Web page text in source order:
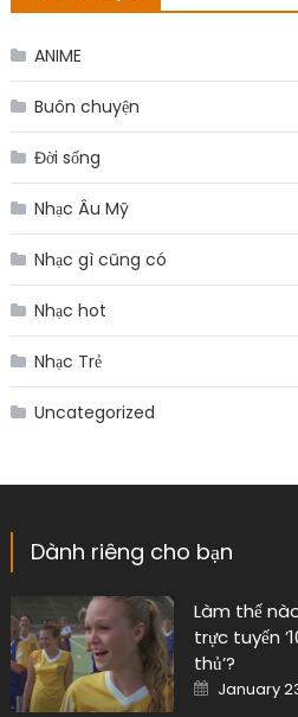
ANIME
Buôn chuyện
Đời sống
Nhạc Âu Mỹ
Nhạc gì cũng có
Nhạc hot
Nhạc Trẻ
Uncategorized
Dành riêng cho bạn
Làm thế
trực tuyến
thủ’?
Posted
on
January